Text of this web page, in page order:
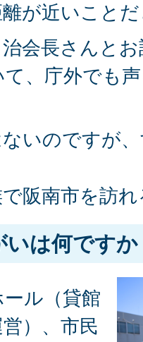
が近いこと
会長さんと
、庁外でも
いのですが
阪南市を訪
いは何ですか
ル（貸館
）、市民